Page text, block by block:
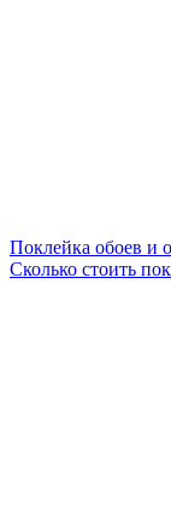
Поклейка обоев и
Сколько стоить